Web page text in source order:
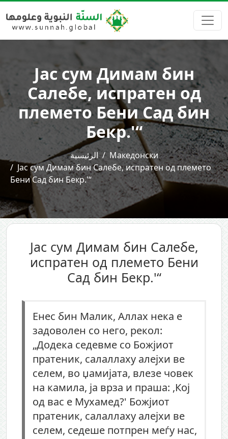
Јас сум Димам бин
Салебе, испратен од
племето Бени Сад бин
Бекр.'“
الرئيسية
Македонски
Јас сум Димам бин Салебе, испратен од племето
Бени Сад бин Бекр.'“
Јас сум Димам бин Салебе,
испратен од племето Бени
Сад бин Бекр.'“
Енес бин Малик, Аллах нека е
задоволен со него, рекол:
„Додека седевме со Божјиот
пратеник, салаллаху алејхи ве
селем, во џамијата, влезе човек
на камила, ја врза и праша: ,Кој
од вас е Мухамед?' Божјиот
пратеник, салаллаху алејхи ве
селем, седеше потпрен меѓу нас,